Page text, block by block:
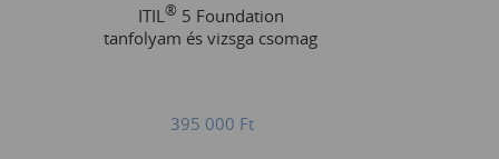
ITIL® 5 Foundation
tanfolyam és vizsga csomag
395 000 Ft